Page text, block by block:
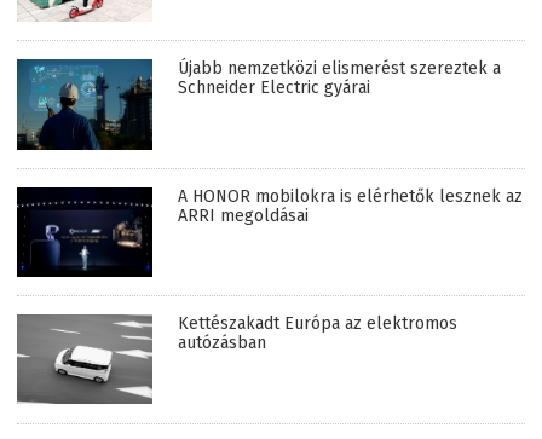
Újabb nemzetközi elismerést szereztek a
Schneider Electric gyárai
A HONOR mobilokra is elérhetők lesznek az
ARRI megoldásai
Kettészakadt Európa az elektromos
autózásban